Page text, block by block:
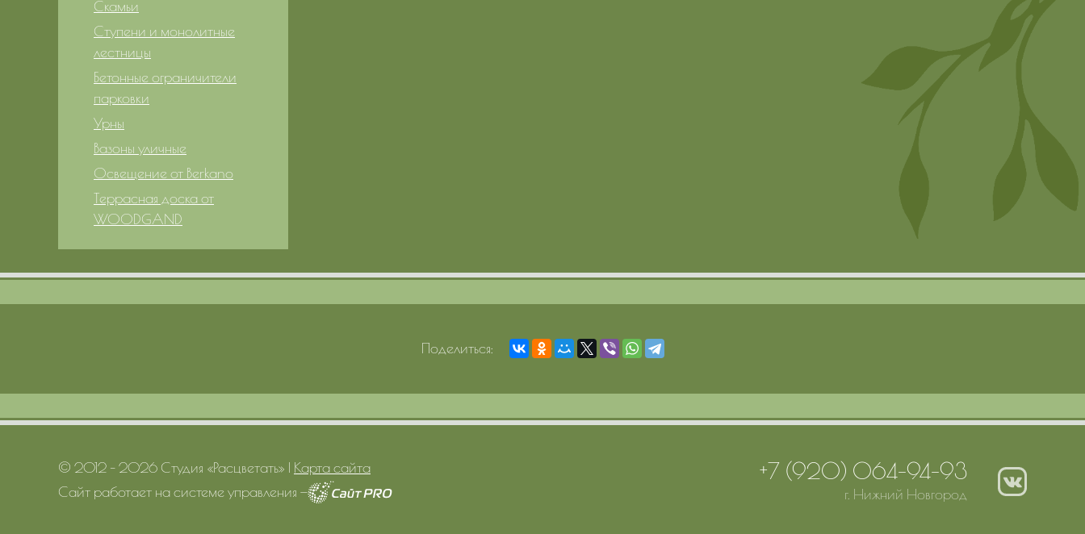
Скамьи
Ступени и монолитные
лестницы
Бетонные ограничители
парковки
Урны
Вазоны уличные
Освещение от Berkano
Террасная доска от
WOODGAND
Поделиться:
© 2012 – 2026 Студия «Расцветать» | Карта сайта
Сайт работает на системе управления —
+7 (920) 064-94-93
г. Нижний Новгород